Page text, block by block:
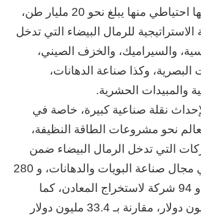
سُبل تعظيم الاستفادة من الرمال البيضاء في مصر، في ضوء امتلاكها احتياطي منها يبلغ نحو 20 مليار طن،
99%، إلى جانب الأهمية الاستراتيجية للرمال البيضاء التي تدخل
والسيراميك، والخزف الصيني،
وكذا صناعة الدهانات،
والمبيدات الحشرية.
نقلة صناعية كبيرة، خاصة في
نحو مشروعات الطاقة النظيفة،
التي تدخل الرمال البيضاء ضمن
مُدخلات الإنتاج الخاصة بها، لتصل في عام 2022 إلى 212 شركة في مجال صناعة البويات والدهانات، و 280
شركة لصناعة الزجاج، و 67 شركة لصناعة ألواح الطاقة الشمسية، و 94 شركة لاستخراج المعادن، كما
بلغت صادرات مصر من الرمال البيضاء في عام 2021 نحو 26.5 مليون دولار، مقارنة بـ 33.4 مليون دولار